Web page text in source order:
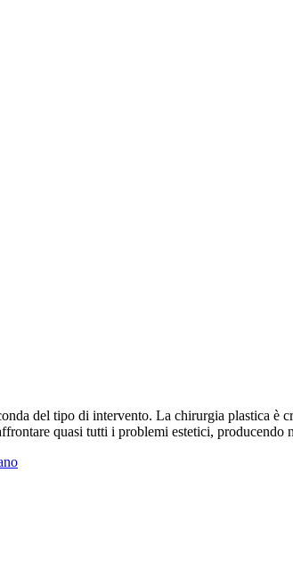
del tipo di intervento. La chirurgia plastica è
quasi tutti i problemi estetici,